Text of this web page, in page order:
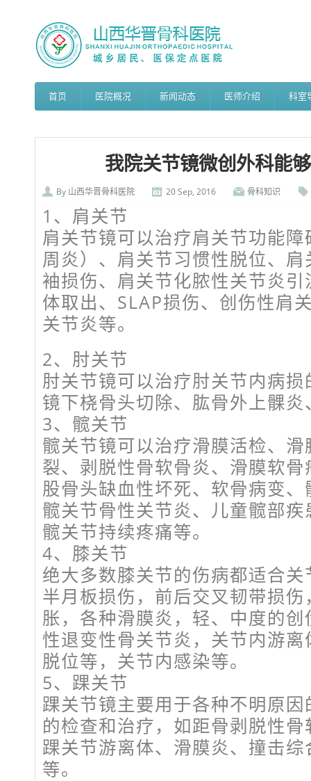
首页 医院概况 新闻动态 医师介绍 科室
我院关节镜微创外科能
By 山西华晋骨科医院 20 Sep, 2016 骨科知识
1、肩关节
肩关节镜可以治疗肩关节功能
周炎）、肩关节习惯性脱位、
袖损伤、肩关节化脓性关节炎
体取出、SLAP损伤、创伤性肩
关节炎等。
2、肘关节
肘关节镜可以治疗肘关节内病
镜下桡骨头切除、肱骨外上髁
3、髋关节
髋关节镜可以治疗滑膜活检、
裂、剥脱性骨软骨炎、滑膜软
股骨头缺血性坏死、软骨病变
髋关节骨性关节炎、儿童髋部
髋关节持续疼痛等。
4、膝关节
绝大多数膝关节的伤病都适合
半月板损伤，前后交叉韧带损
胀，各种滑膜炎，轻、中度的
性退变性骨关节炎，关节内游
脱位等，关节内感染等。
5、踝关节
踝关节镜主要用于各种不明原
的检查和治疗，如距骨剥脱性
踝关节游离体、滑膜炎、撞击
等。